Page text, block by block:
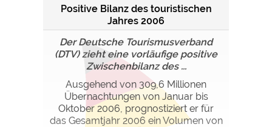
Positive Bilanz des touristischen
Jahres 2006
Der Deutsche Tourismusverband
(DTV) zieht eine vorläufige positive
Zwischenbilanz des ...
Ausgehend von 309,6 Millionen
Übernachtungen von Januar bis
Oktober 2006, prognostiziert er für
das Gesamtjahr 2006 ein Volumen von